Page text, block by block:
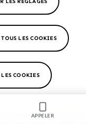
séance de détatouage à
définitive à 2h00 des
laser médicale à
détatouage médical à
TOUS LES COOKIES
COOKIES
APPELER